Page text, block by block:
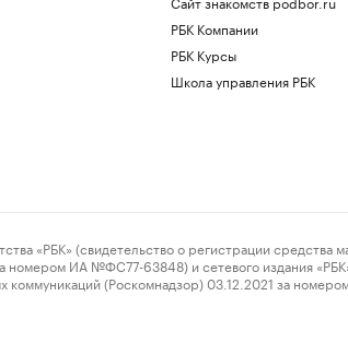
РБК Компании
РБК Курсы
Школа управления РБК
(свидетельство о регистрации средства
ИА №ФС77-63848) и сетевого издания
коммуникаций (Роскомнадзор) 03.12.2021 за